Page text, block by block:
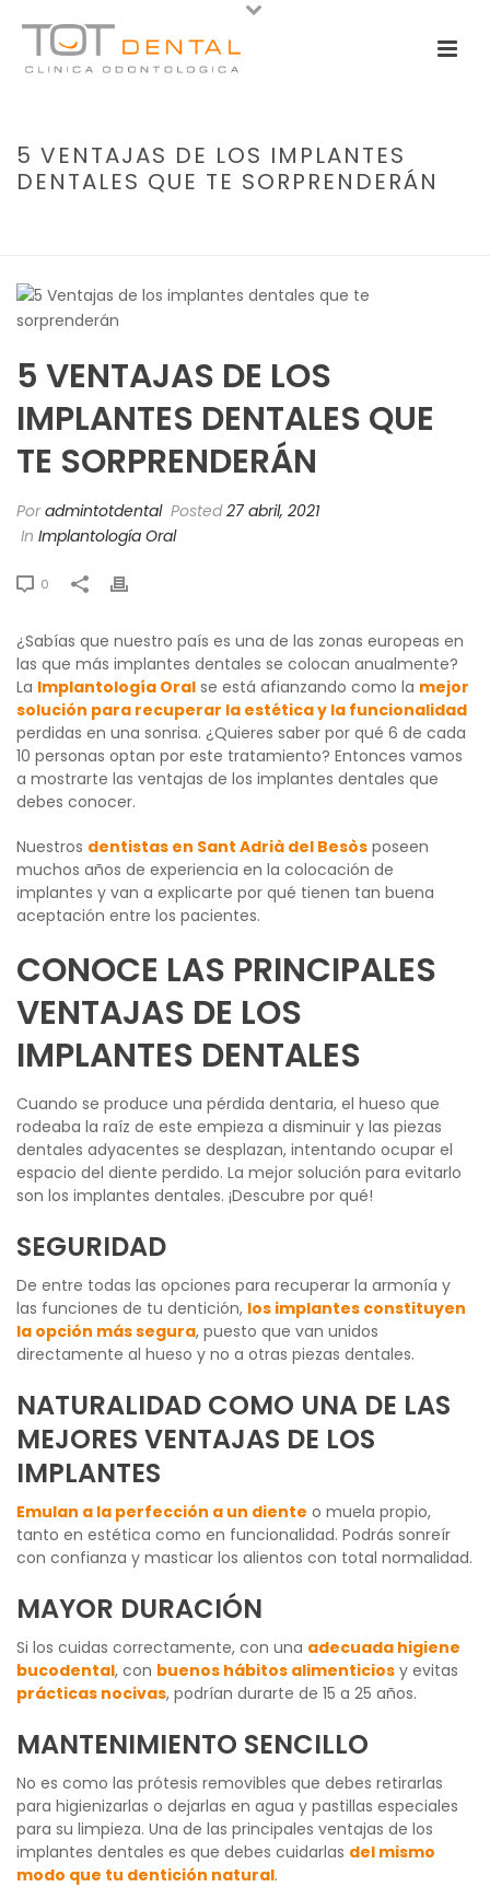
5 VENTAJAS DE LOS IMPLANTES
DENTALES QUE TE SORPRENDERÁN
5 VENTAJAS DE LOS
IMPLANTES DENTALES QUE
TE SORPRENDERÁN
Poradmintotdental Posted27 abril, 2021
In Implantología Oral
0
¿Sabías que nuestro país es una de las zonas europeas en
las que más implantes dentales se colocan anualmente?
La Implantología Oral se está afianzando como la mejor
solución para recuperar la estética y la funcionalidad
perdidas en una sonrisa. ¿Quieres saber por qué 6 de cada
10 personas optan por este tratamiento? Entonces vamos
a mostrarte las ventajas de los implantes dentales que
debes conocer.
Nuestros dentistas en Sant Adrià del Besòs poseen
muchos años de experiencia en la colocación de
implantes y van a explicarte por qué tienen tan buena
aceptación entre los pacientes.
CONOCE LAS PRINCIPALES
VENTAJAS DE LOS
IMPLANTES DENTALES
Cuando se produce una pérdida dentaria, el hueso que
rodeaba la raíz de este empieza a disminuir y las piezas
dentales adyacentes se desplazan, intentando ocupar el
espacio del diente perdido. La mejor solución para evitarlo
son los implantes dentales. ¡Descubre por qué!
SEGURIDAD
De entre todas las opciones para recuperar la armonía y
las funciones de tu dentición, los implantes constituyen
la opción más segura, puesto que van unidos
directamente al hueso y no a otras piezas dentales.
NATURALIDAD COMO UNA DE LAS
MEJORES VENTAJAS DE LOS
IMPLANTES
Emulan a la perfección a un diente o muela propio,
tanto en estética como en funcionalidad. Podrás sonreír
con confianza y masticar los alientos con total normalidad.
MAYOR DURACIÓN
Si los cuidas correctamente, con una adecuada higiene
bucodental, con buenos hábitos alimenticios y evitas
prácticas nocivas, podrían durarte de 15 a 25 años.
MANTENIMIENTO SENCILLO
No es como las prótesis removibles que debes retirarlas
para higienizarlas o dejarlas en agua y pastillas especiales
para su limpieza. Una de las principales ventajas de los
implantes dentales es que debes cuidarlas del mismo
modo que tu dentición natural.